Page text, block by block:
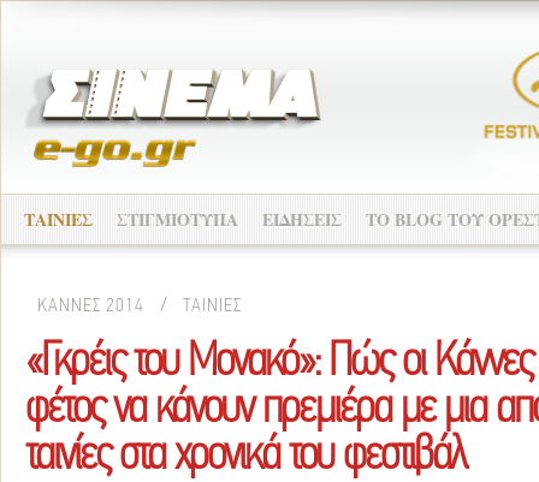
ΤΑΙΝΙΕΣ ΣΤΙΓΜΙΟΤΥΠΑ ΕΙΔΗΣΕΙΣ ΤO BLOG ΤΟΥ
ΚΑΝΝΕΣ 2014 / ΤΑΙΝΙΕΣ
«Γκρέις του Μονακό»: Πώς οι Κάννες
φέτος να κάνουν πρεμιέρα με μια από
ταινίες στα χρονικά του φεστιβάλ